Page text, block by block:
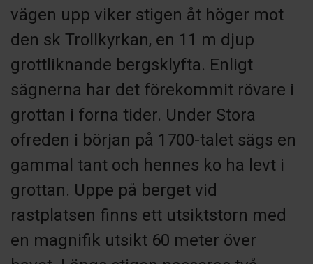
vägen upp viker stigen åt höger mot
den sk Trollkyrkan, en 11 m djup
grottliknande bergsklyfta. Enligt
sägnerna har det förekommit rövare i
grottan i forna tider. Under Stora
ofreden i början på 1700-talet sägs en
gammal tant och hennes ko ha levt i
grottan. Uppe på berget vid
rastplatsen finns ett utsiktstorn med
en magnifik utsikt 60 meter över